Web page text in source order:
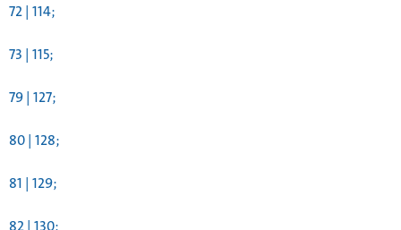
72 | 114;
73 | 115;
79 | 127;
80 | 128;
81 | 129;
82 | 130;